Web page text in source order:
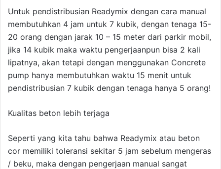
Untuk pendistribusian Readymix dengan cara manual
membutuhkan 4 jam untuk 7 kubik, dengan tenaga 15-
20 orang dengan jarak 10 – 15 meter dari parkir mobil,
jika 14 kubik maka waktu pengerjaanpun bisa 2 kali
lipatnya, akan tetapi dengan menggunakan Concrete
pump hanya membutuhkan waktu 15 menit untuk
pendistribusian 7 kubik dengan tenaga hanya 5 orang!
Kualitas beton lebih terjaga
Seperti yang kita tahu bahwa Readymix atau beton
cor memiliki toleransi sekitar 5 jam sebelum mengeras
/ beku, maka dengan pengerjaan manual sangat